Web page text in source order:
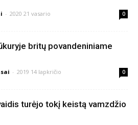
- 2020 21 vasario 0
britų povandeniniame
- 2019 14 lapkričio 0
turėjo tokį keistą vamzdžio